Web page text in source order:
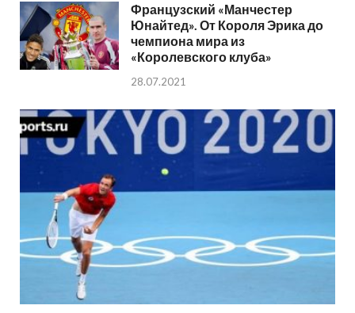
Французский «Манчестер
Юнайтед». От Короля Эрика до
чемпиона мира из
«Королевского клуба»
28.07.2021